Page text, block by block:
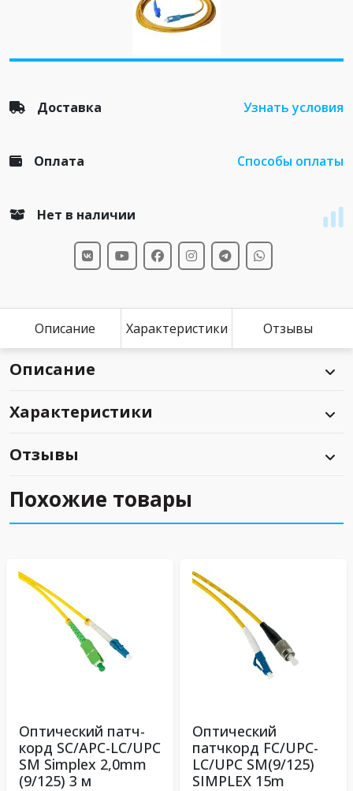
Доставка Узнать условия
Оплата Способы оплаты
Нет в наличии
Описание Характеристики Отзывы
Описание
Характеристики
Отзывы
Похожие товары
Оптический патч-
корд SC/APC-LC/UPC
SM Simplex 2,0mm
(9/125) 3 м
Оптический
патчкорд FC/UPC-
LC/UPC SM(9/125)
SIMPLEX 15m